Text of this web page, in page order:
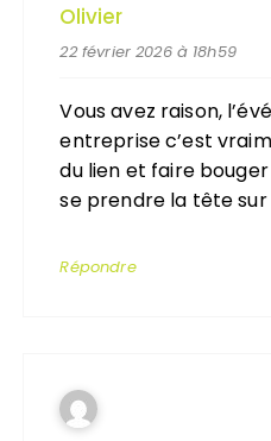
Olivier
22 février 2026 à 18h59
Vous avez raison,
entreprise c’est
du lien et faire
se prendre la tête
Répondre